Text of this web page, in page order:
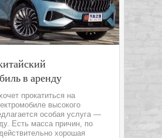
в аренду
прокатиться на
высокого
особая услуга —
Есть масса причин, по
хорошая